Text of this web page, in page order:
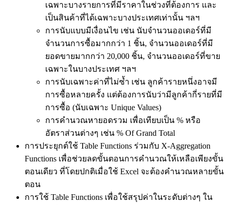
เฉพาะบางรายการที่มีราคาในช่วงที่ต้องการ และ
เป็นสินค้าที่ได้เฉพาะบางประเทศเท่านั้น ฯลฯ
การนับแบบมีเงื่อนไข เช่น นับจำนวนออเดอร์ที่มี
จำนวนการซื้อมากกว่า 1 ชิ้น, จำนวนออเดอร์ที่มี
ยอดขายมากกว่า 20,000 ชิ้น, จำนวนออเดอร์ที่ขาย
เฉพาะในบางประเทศ ฯลฯ
การนับเฉพาะค่าที่ไม่ซ้ำ เช่น ลูกค้ารายหนึ่งอาจมี
การซื้อหลายครั้ง แต่ต้องการนับว่ามีลูกค้ากี่รายที่มี
การซื้อ (นับเฉพาะ Unique Values)
การคำนวณหายอดรวม เพื่อเทียบเป็น % หรือ
อัตราส่วนต่างๆ เช่น % Of Grand Total
การประยุกต์ใช้ Table Functions ร่วมกับ X-Aggregation
Functions เพื่อช่วยลดขั้นตอนการคำนวณให้เหลือเพียงขั้น
ตอนเดียว ที่โดยปกติเมื่อใช้ Excel จะต้องคำนวณหลายขั้น
ตอน
การใช้ Table Functions เพื่อใช้สรุปค่าในระดับต่างๆ ใน